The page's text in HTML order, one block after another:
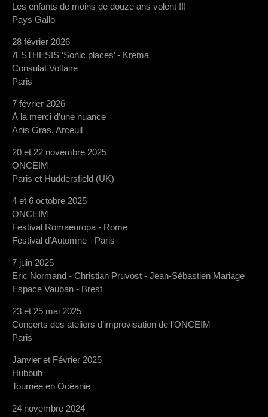
Les enfants de moins de douze ans volent !!!
Pays Gallo
28 février 2026
ÆSTHESIS ‘Sonic places’ - Krema
Consulat Voltaire
Paris
7 février 2026
À la merci d’une nuance
Anis Gras, Arceuil
20 et 22 novembre 2025
ONCEIM
Paris et Huddersfield (UK)
4 et 6 octobre 2025
ONCEIM
Festival Romaeuropa - Rome
Festival d’Automne - Paris
7 juin 2025
Eric Normand - Christian Pruvost - Jean-Sébastien Mariage
Espace Vauban - Brest
23 et 25 mai 2025
Concerts des ateliers d’improvisation de l’ONCEIM
Paris
Janvier et Février 2025
Hubbub
Tournée en Océanie
24 novembre 2024